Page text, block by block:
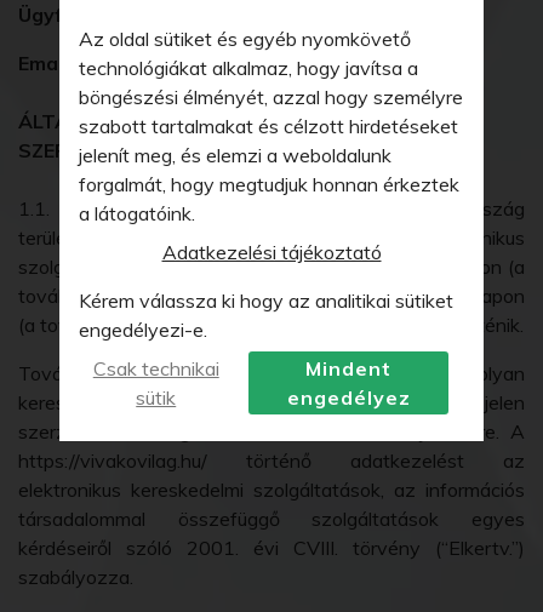
Ügyfélszolgálat:
Email cím:katoka700@gmail.com
ÁLTALÁNOS TUDNIVALÓK, A FELEK KÖZÖTTI
SZERZŐDÉS LÉTREJÖTTE
1.1. A jelen ÁSZF hatálya kiterjed a Magyarország
területén nyújtott minden olyan elektronikus
szolgáltatásra, amely a https://vivakovilag.hu/ honlapon (a
továbbiakban: weboldal) található elektronikus honlapon
(a továbbiakban: https://vivakovilag.hu/) keresztül történik.
Továbbá jelen ÁSZF hatálya kiterjed minden olyan
kereskedelmi ügyletre Magyarország területén, amely jelen
szerződésben meghatározott Felek között jön létre. A
https://vivakovilag.hu/ történő adatkezelést az
elektronikus kereskedelmi szolgáltatások, az információs
társadalommal összefüggő szolgáltatások egyes
kérdéseiről szóló 2001. évi CVIII. törvény (“Elkertv.”)
szabályozza.
Az oldal sütiket és egyéb nyomkövető
technológiákat alkalmaz, hogy javítsa a
böngészési élményét, azzal hogy személyre
szabott tartalmakat és célzott hirdetéseket
jelenít meg, és elemzi a weboldalunk
forgalmát, hogy megtudjuk honnan érkeztek
a látogatóink.
Adatkezelési tájékoztató
Kérem válassza ki hogy az analitikai sütiket
engedélyezi-e.
Csak technikai
sütik
Mindent
engedélyez